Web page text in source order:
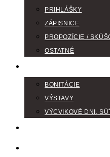
PRIHLÁŠKY
ZÁPISNICE
PROPOZÍCIE /
OSTATNÉ
BONITÁCIE
VÝSTAVY
VÝCVIKOVÉ DNI,